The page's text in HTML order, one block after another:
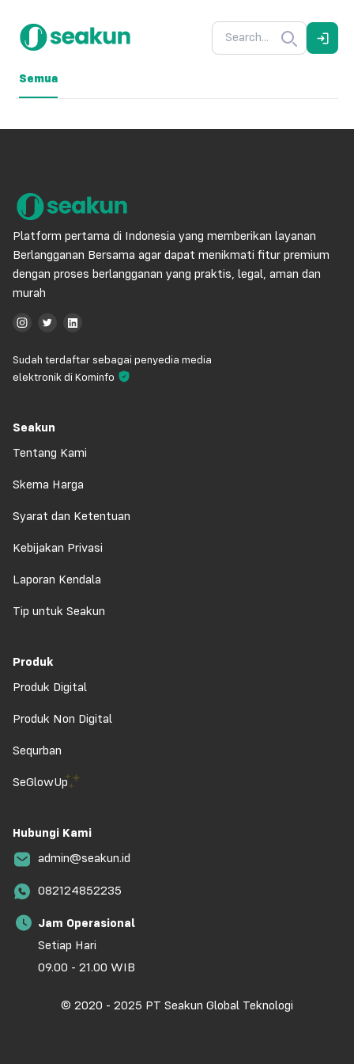
Semua
Platform pertama di Indonesia yang memberikan layanan
Berlangganan Bersama agar dapat menikmati fitur premium
dengan proses berlangganan yang praktis, legal, aman dan
murah
Sudah terdaftar sebagai penyedia media
elektronik di Kominfo
Seakun
Tentang Kami
Skema Harga
Syarat dan Ketentuan
Kebijakan Privasi
Laporan Kendala
Tip untuk Seakun
Produk
Produk Digital
Produk Non Digital
Sequrban
SeGlowUp
Hubungi Kami
admin@seakun.id
082124852235
Jam Operasional
Setiap Hari
09.00 - 21.00 WIB
© 2020 - 2025 PT Seakun Global Teknologi